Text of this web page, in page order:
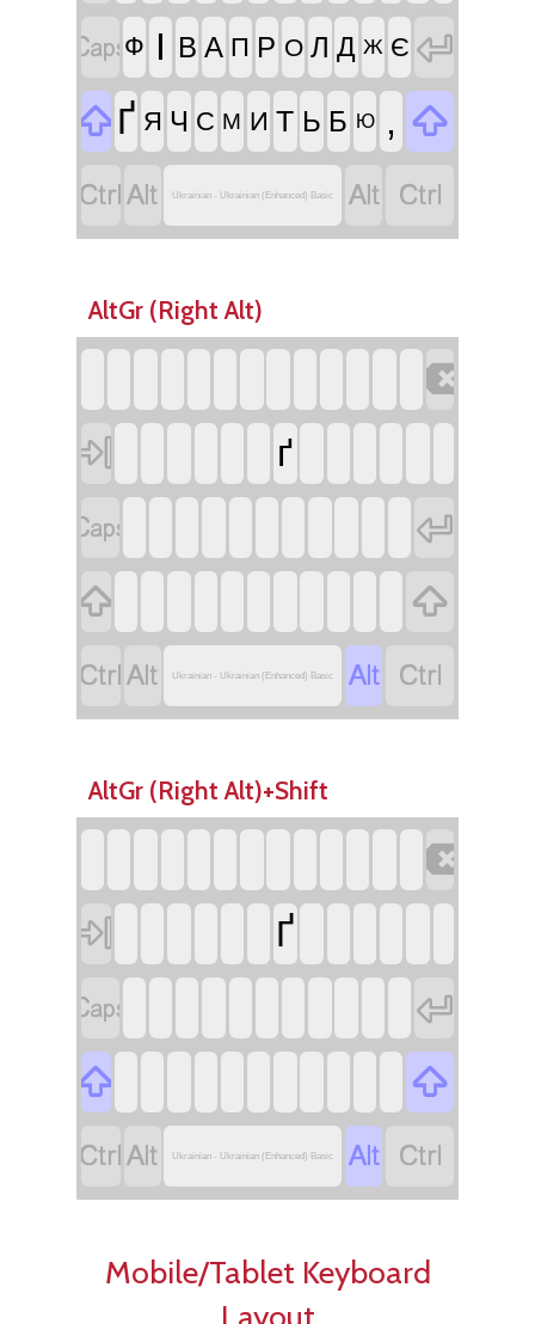
Ф І В А П Р О Л Д Ж Є 
 Ґ Я Ч С М И Т Ь Б Ю , 
 Ukrainian - Ukrainian (Enhanced) Basic  
AltGr (Right Alt)


ґ




 Ukrainian - Ukrainian (Enhanced) Basic  
AltGr (Right Alt)+Shift


Ґ




 Ukrainian - Ukrainian (Enhanced) Basic  
Mobile/Tablet Keyboard